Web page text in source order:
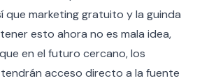
que marketing gratuito y la guinda
esto ahora no es mala idea,
en el futuro cercano, los
acceso directo a la fuente